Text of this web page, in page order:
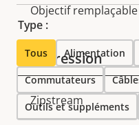
Objectif remplaçable
Compression
Description
de la
Zipstream
Type :
Tous Alimentation
Commutateurs
Outils et suppléments